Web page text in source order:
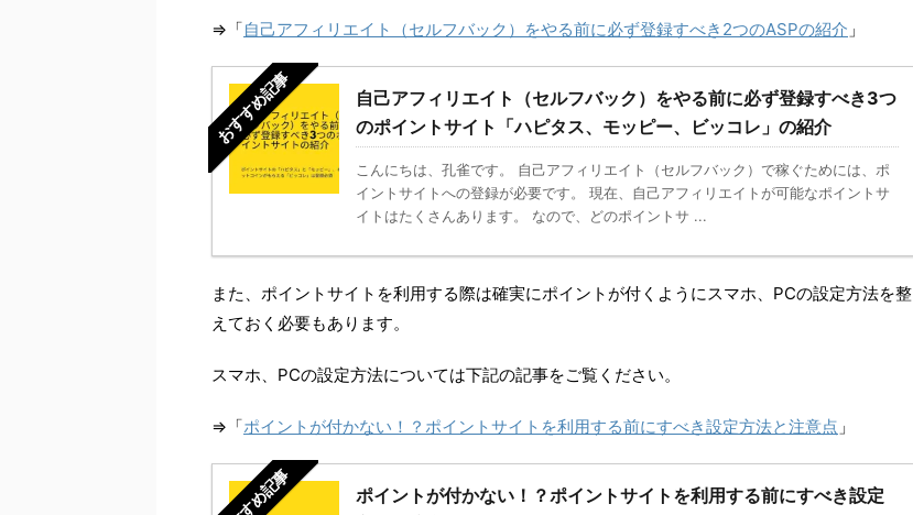
⇒「自己アフィリエイト（セルフバック）をやる前に必ず登録すべき2つのASPの紹介 」
おすすめ記事
自己アフィリエイト（セルフバック）をやる前に必ず登録すべき3つ
のポイントサイト「ハピタス、モッピー、ビッコレ」の紹介
こんにちは、孔雀です。 自己アフィリエイト（セルフバック）で稼ぐためには、ポ
イントサイトへの登録が必要です。 現在、自己アフィリエイトが可能なポイントサ
イトはたくさんあります。 なので、どのポイントサ ...
また、ポイントサイトを利用する際は確実にポイントが付くようにスマホ、PCの設定方法を整
えておく必要もあります。
スマホ、PCの設定方法については下記の記事をご覧ください。
⇒「ポイントが付かない！？ポイントサイトを利用する前にすべき設定方法と注意点 」
ポイントが付かない！？ポイントサイトを利用する前にすべき設定